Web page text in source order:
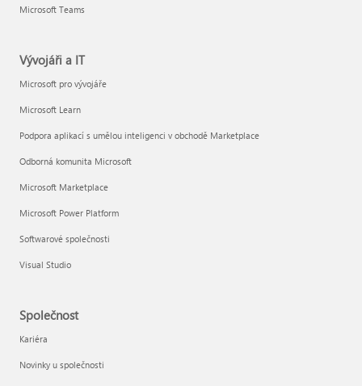
Microsoft Teams
Vývojáři a IT
Microsoft pro vývojáře
Microsoft Learn
Podpora aplikací s umělou inteligenci v obchodě Marketplace
Odborná komunita Microsoft
Microsoft Marketplace
Microsoft Power Platform
Softwarové společnosti
Visual Studio
Společnost
Kariéra
Novinky u společnosti